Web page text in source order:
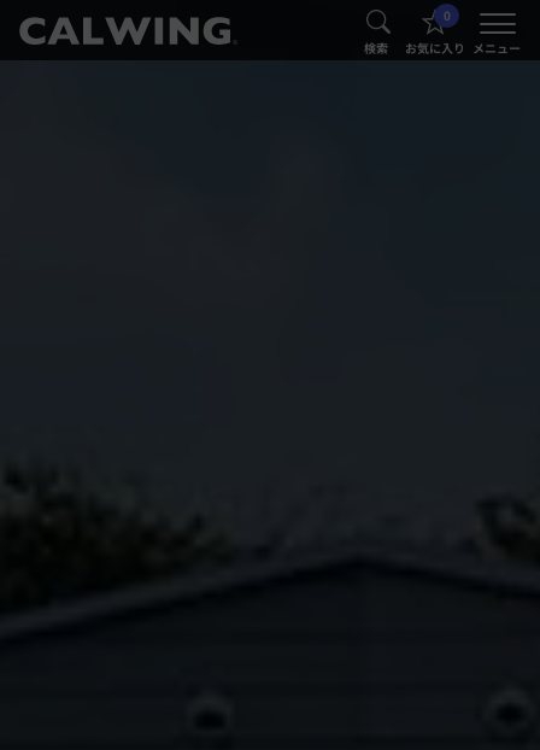
® 検索
0
お気に入り メニュー
®